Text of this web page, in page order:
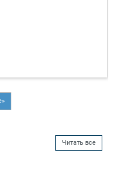
Читать все